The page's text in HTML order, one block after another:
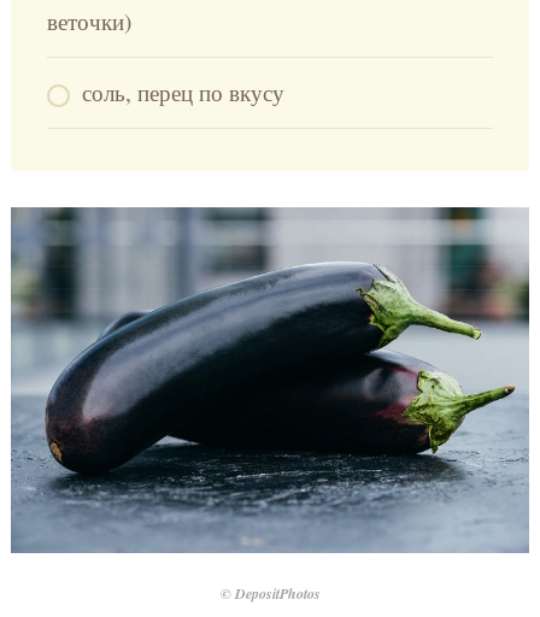
веточки)
соль, перец по вкусу
© DepositPhotos